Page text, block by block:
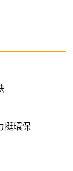
挺環保